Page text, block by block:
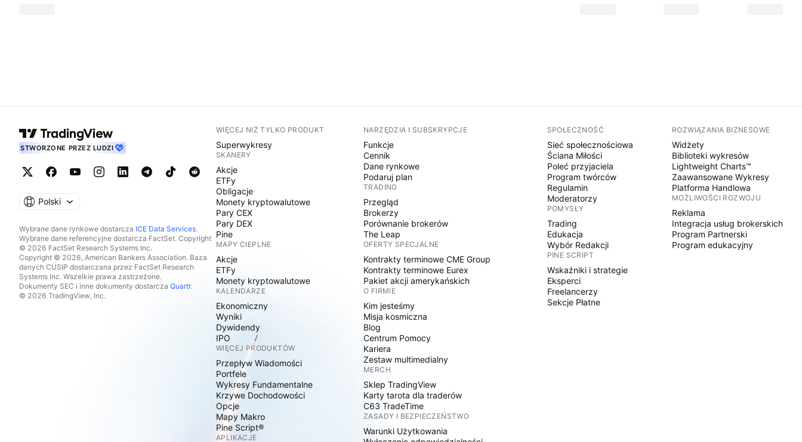
STWORZONE PRZEZ LUDZI
Polski
Wybrane dane rynkowe dostarcza ICE Data Services.
Wybrane dane referencyjne dostarcza FactSet. Copyright
© 2026 FactSet Research Systems Inc.
Copyright © 2026, American Bankers Association. Baza
danych CUSIP dostarczana przez FactSet Research
Systems Inc. Wszelkie prawa zastrzeżone.
Dokumenty SEC i inne dokumenty dostarcza Quartr.
© 2026 TradingView, Inc.
WIĘCEJ NIŻ TYLKO PRODUKT
Superwykresy
SKANERY
Akcje
ETFy
Obligacje
Monety kryptowalutowe
Pary CEX
Pary DEX
Pine
MAPY CIEPLNE
Akcje
ETFy
Monety kryptowalutowe
KALENDARZE
Ekonomiczny
Wyniki
Dywidendy
IPO
WIĘCEJ PRODUKTÓW
Przepływ Wiadomości
Portfele
Wykresy Fundamentalne
Krzywe Dochodowości
Opcje
Mapy Makro
Pine Script®
APLIKACJE
NARZĘDZIA I SUBSKRYPCJE
Funkcje
Cennik
Dane rynkowe
Podaruj plan
TRADING
Przegląd
Brokerzy
Porównanie brokerów
The Leap
OFERTY SPECJALNE
Kontrakty terminowe CME Group
Kontrakty terminowe Eurex
Pakiet akcji amerykańskich
O FIRMIE
Kim jesteśmy
Misja kosmiczna
Blog
Centrum Pomocy
Kariera
Zestaw multimedialny
MERCH
Sklep TradingView
Karty tarota dla traderów
C63 TradeTime
ZASADY I BEZPIECZEŃSTWO
Warunki Użytkowania
SPOŁECZNOŚĆ
Sieć społecznościowa
Ściana Miłości
Poleć przyjaciela
Program twórców
Regulamin
Moderatorzy
POMYSŁY
Trading
Edukacja
Wybór Redakcji
PINE SCRIPT
Wskaźniki i strategie
Eksperci
Freelancerzy
Sekcje Płatne
ROZWIĄZANIA BIZNESOWE
Widżety
Biblioteki wykresów
Lightweight Charts™
Zaawansowane Wykresy
Platforma Handlowa
MOŻLIWOŚCI ROZWOJU
Reklama
Integracja usług brokerskich
Program Partnerski
Program edukacyjny